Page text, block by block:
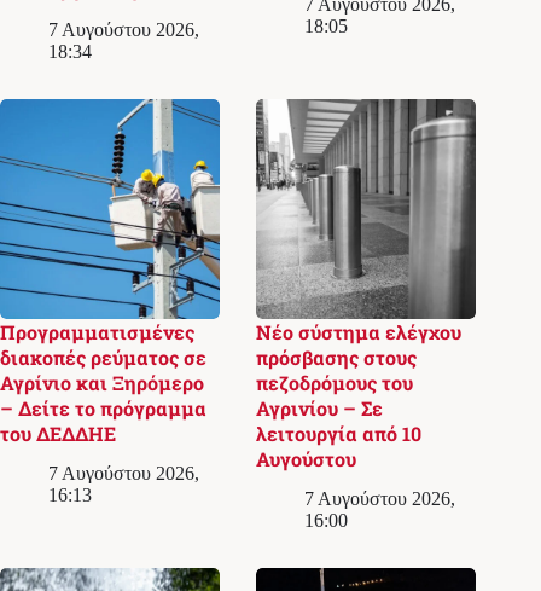
7 Αυγούστου 2026,
18:34
18:05
Προγραμματισμένες
διακοπές ρεύματος σε
Αγρίνιο και Ξηρόμερο
– Δείτε το πρόγραμμα
του ΔΕΔΔΗΕ
7 Αυγούστου 2026,
16:13
Νέο σύστημα ελέγχου
πρόσβασης στους
πεζοδρόμους του
Αγρινίου – Σε
λειτουργία από 10
Αυγούστου
7 Αυγούστου 2026,
16:00